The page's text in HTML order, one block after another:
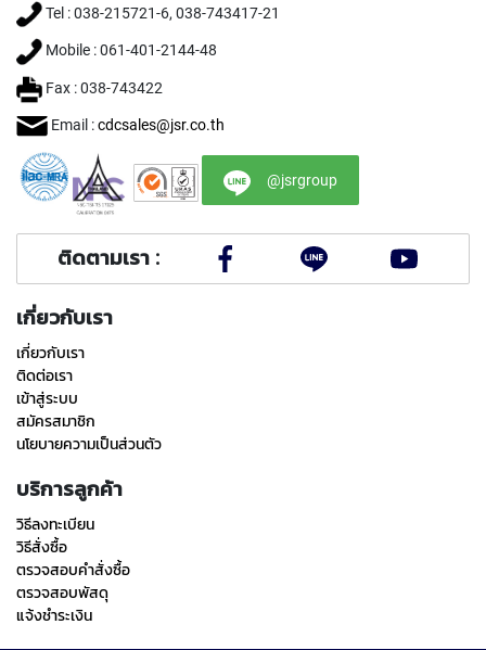
G
H
L
)
Y
A
M
A
W
A
S
I
R
A
L
F
U
E
D
T
A
P
Tel : 038-215721-6, 038-743417-21
Mobile : 061-401-2144-48
Fax : 038-743422
Email :cdcsales@jsr.co.th
@jsrgroup
ติดตามเรา :
เกี่ยวกับเรา
เกี่ยวกับเรา
ติดต่อเรา
เข้าสู่ระบบ
สมัครสมาชิก
นโยบายความเป็นส่วนตัว
บริการลูกค้า
วิธีลงทะเบียน
วิธีสั่งซื้อ
ตรวจสอบคำสั่งซื้อ
ตรวจสอบพัสดุ
แจ้งชำระเงิน